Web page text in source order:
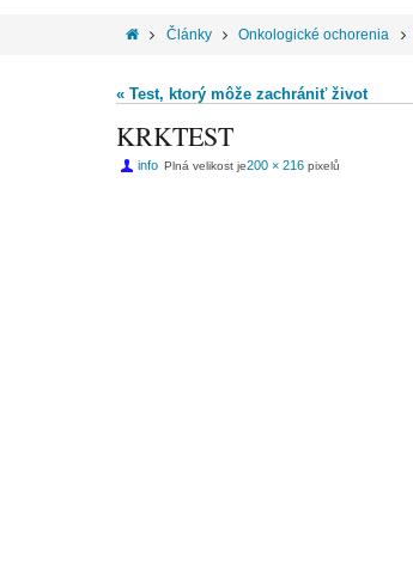
Články Onkologické ochorenia
« Test, ktorý môže zachrániť život
KRKTEST
info Plná velikost je200 × 216 pixelů